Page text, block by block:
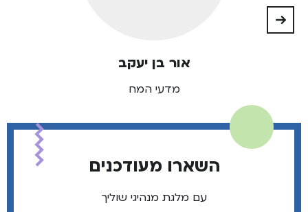
אור בן יעקב
מדעי המח
השארו מעודכנים
עם מלגת מנהיגי שוליך